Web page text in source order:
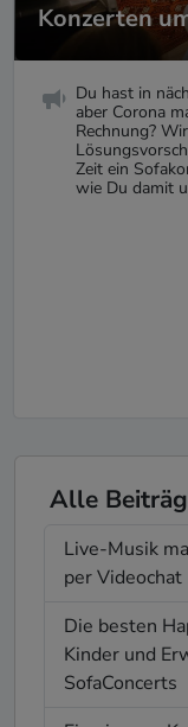
Konzerten
Du hast in
aber Corona
Rechnung?
Zeit ein
wie Du damit
Alle
Live-Musik
per Videochat
Die besten
Kinder und
SofaConcerts